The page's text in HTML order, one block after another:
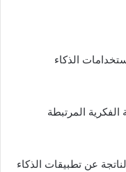
الذكاء
المرتبطة
عن تطبيقات الذكاء